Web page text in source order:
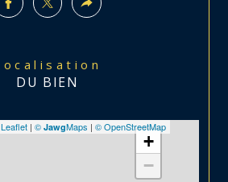
Localisation
DU BIEN
+
−
Leaflet | © JawgMaps | © OpenStreetMap